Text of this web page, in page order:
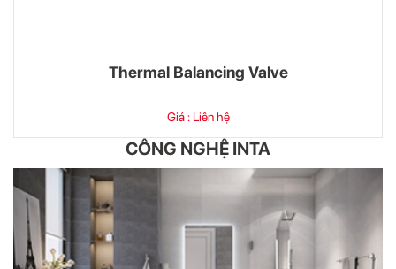
Thermal Balancing Valve
Giá : Liên hệ
CÔNG NGHỆ INTA